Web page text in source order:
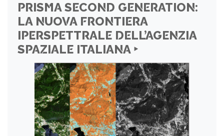
PRISMA SECOND GENERATION:
LA NUOVA FRONTIERA
IPERSPETTRALE DELL’AGENZIA
SPAZIALE ITALIANA ‣